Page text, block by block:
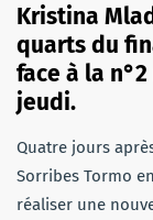
Kristina
quarts du
face à la
jeudi.
Quatre jours
Sorribes Tormo
réaliser une